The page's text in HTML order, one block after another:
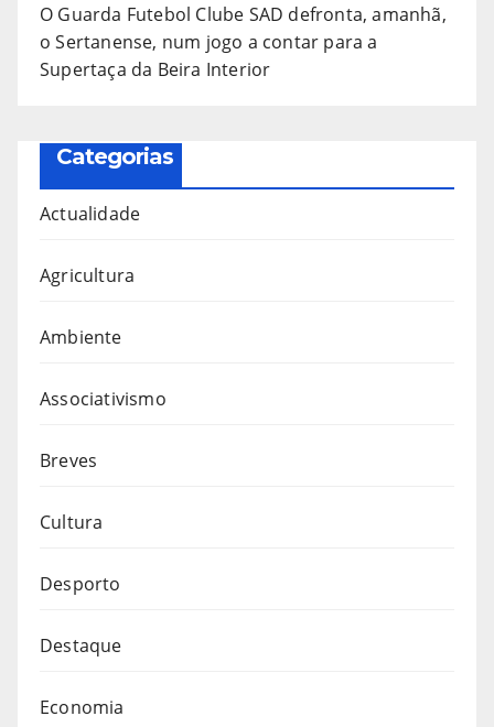
O Guarda Futebol Clube SAD defronta, amanhã,
o Sertanense, num jogo a contar para a
Supertaça da Beira Interior
Categorias
Actualidade
Agricultura
Ambiente
Associativismo
Breves
Cultura
Desporto
Destaque
Economia